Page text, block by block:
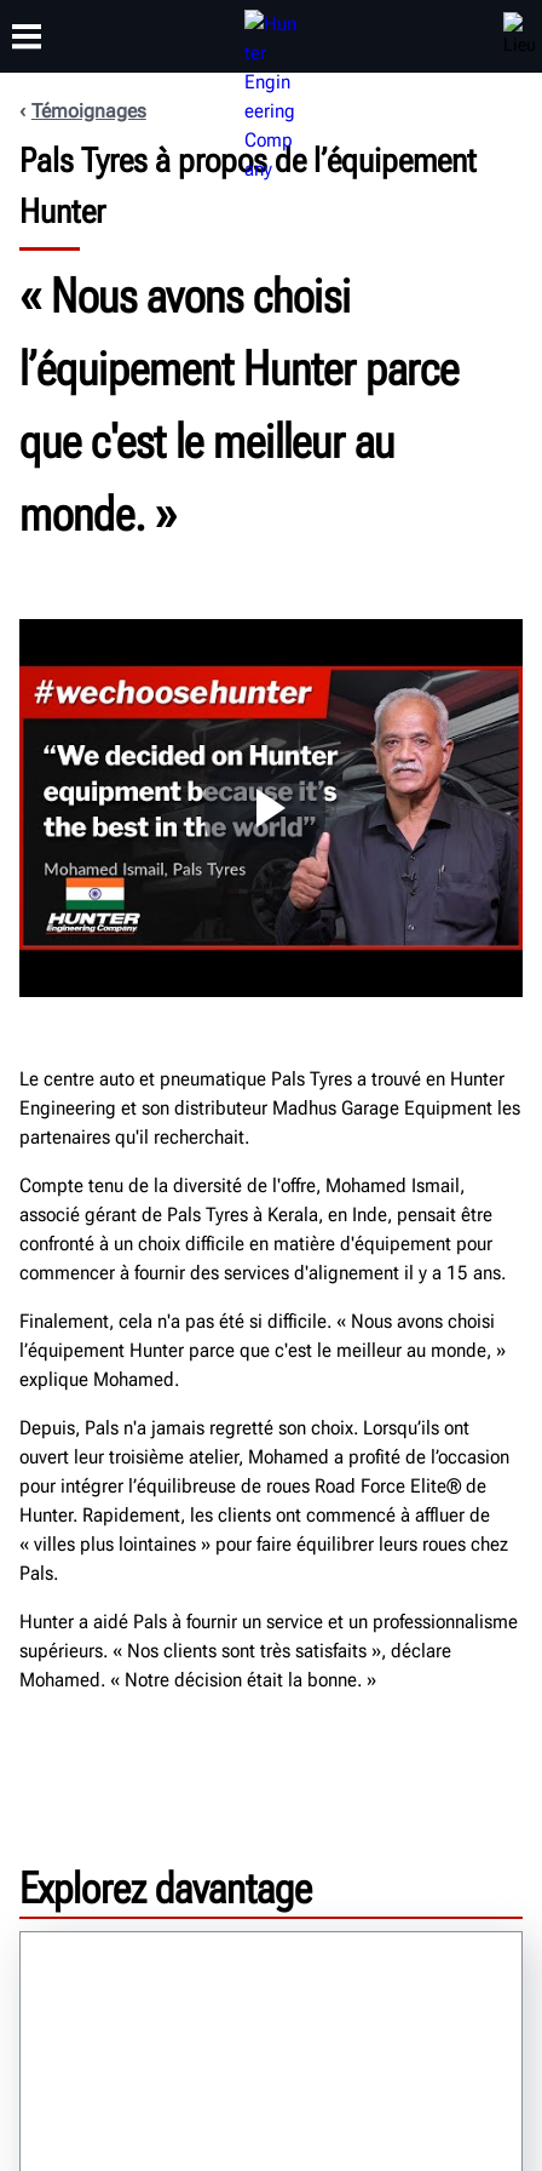
PRODUITS ASSISTANCE
FORMATION
À PROPOS DE
Témoignages
Pals Tyres à propos de l’équipement
Hunter
« Nous avons choisi
l’équipement Hunter parce
que c'est le meilleur au
monde. »
Le centre auto et pneumatique Pals Tyres a trouvé en Hunter
Engineering et son distributeur Madhus Garage Equipment les
partenaires qu'il recherchait.
Compte tenu de la diversité de l'offre, Mohamed Ismail,
associé gérant de Pals Tyres à Kerala, en Inde, pensait être
confronté à un choix difficile en matière d'équipement pour
commencer à fournir des services d'alignement il y a 15 ans.
Finalement, cela n'a pas été si difficile. « Nous avons choisi
l’équipement Hunter parce que c'est le meilleur au monde, »
explique Mohamed.
Depuis, Pals n'a jamais regretté son choix. Lorsqu’ils ont
ouvert leur troisième atelier, Mohamed a profité de l’occasion
pour intégrer l’équilibreuse de roues Road Force Elite® de
Hunter. Rapidement, les clients ont commencé à affluer de
« villes plus lointaines » pour faire équilibrer leurs roues chez
Pals.
Hunter a aidé Pals à fournir un service et un professionnalisme
supérieurs. « Nos clients sont très satisfaits », déclare
Mohamed. « Notre décision était la bonne. »
Explorez davantage